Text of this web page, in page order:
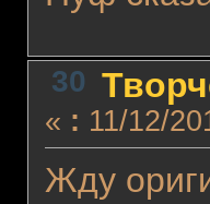
30
« : 11/12/
Жду